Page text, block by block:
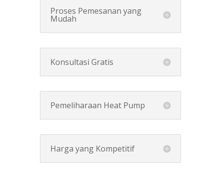
Proses Pemesanan yang
Mudah
Konsultasi Gratis
Pemeliharaan Heat Pump
Harga yang Kompetitif